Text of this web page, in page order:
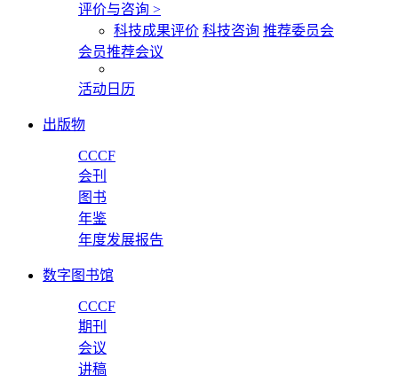
评价与咨询 >
科技成果评价 科技咨询 推荐委员会
会员推荐会议
活动日历
出版物
CCCF
会刊
图书
年鉴
年度发展报告
数字图书馆
CCCF
期刊
会议
讲稿